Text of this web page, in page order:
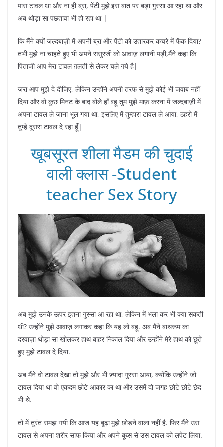
पास टावल था और ना ही ब्रा, पेंटी मुझे इस बात पर बड़ा गुस्सा आ रहा था और
अब थोड़ा सा पछतावा भी हो रहा था |
कि मैंने क्यों जल्दबाज़ी में अपनी ब्रा और पेंटी को उतारकर कचरे में फेंक दिया?
तभी मुझे ना चाहते हुए भी अपने ससुरजी को आवाज़ लगानी पड़ी,मैंने कहा कि
पिताजी आप मेरा टावल ग़लती से लेकर चले गये है|
ज़रा आप मुझे दे दीजिए, लेकिन उन्होंने अपनी तरफ से मुझे कोई भी जवाब नहीं
दिया और वो कुछ मिनट के बाद बोले हाँ बहू तुम मुझे माफ़ करना में जल्दबाज़ी में
अपना टावल ले जाना भूल गया था, इसलिए में तुम्हारा टावल ले आया, ठहरो में
तुम्हे दूसरा टावल दे रहा हूँ|
खूबसूरत शीला मैडम की चुदाई
वाली क्लास -Student
teacher Sex Story
अब मुझे उनके ऊपर इतना गुस्सा आ रहा था, लेकिन में भला कर भी क्या सकती
थी? उन्होंने मुझे आवाज़ लगाकर कहा कि यह लो बहू. अब मैंने बाथरूम का
दरवाज़ा थोड़ा सा खोलकर हाथ बाहर निकाल दिया और उन्होंने मेरे हाथ को छूते
हुए मुझे टावल दे दिया.
अब मैंने वो टावल देखा तो मुझे और भी ज़्यादा गुस्सा आया, क्योंकि उन्होंने जो
टावल दिया था वो एकदम छोटे आकार का था और उसमें दो जगह छोटे छोटे छेद
भी थे.
तो में तुरंत समझ गयी कि आज यह बूढ़ा मुझे छोड़ने वाला नहीं है. फिर मैंने उस
टावल से अपना शरीर साफ किया और अपने बूब्स से उस टावल को लपेट लिया.